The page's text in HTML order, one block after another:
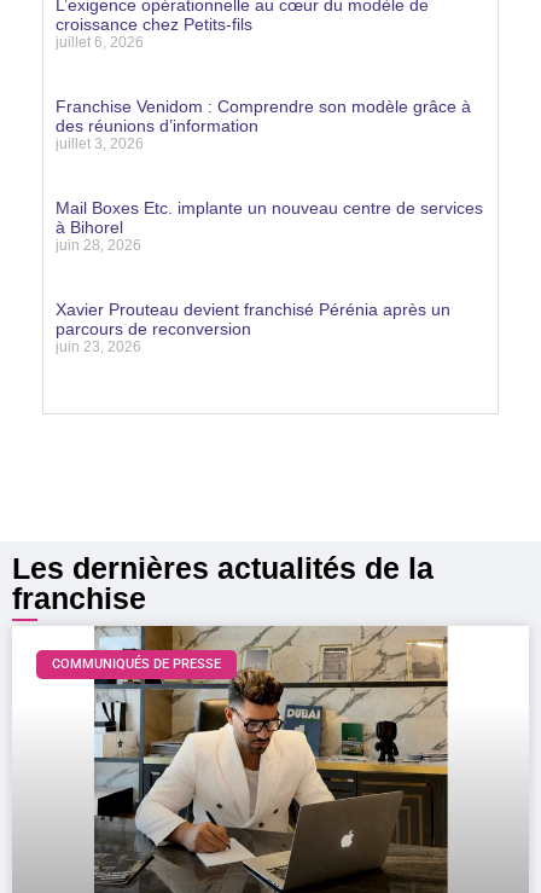
L’exigence opérationnelle au cœur du modèle de
croissance chez Petits-fils
juillet 6, 2026
Franchise Venidom : Comprendre son modèle grâce à
des réunions d’information
juillet 3, 2026
Mail Boxes Etc. implante un nouveau centre de services
à Bihorel
juin 28, 2026
Xavier Prouteau devient franchisé Pérénia après un
parcours de reconversion
juin 23, 2026
Les dernières actualités de la
franchise
COMMUNIQUÉS DE PRESSE